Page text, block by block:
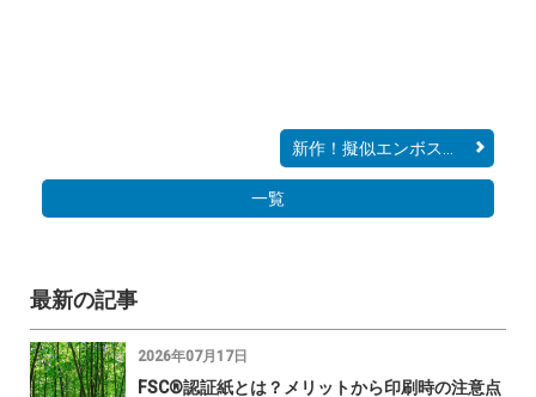
一覧
最新の記事
2026年07月17日
FSC®認証紙とは？メリットから印刷時の注意点